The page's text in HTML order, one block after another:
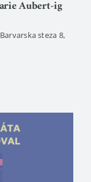
Aubert-ig
steza 8,